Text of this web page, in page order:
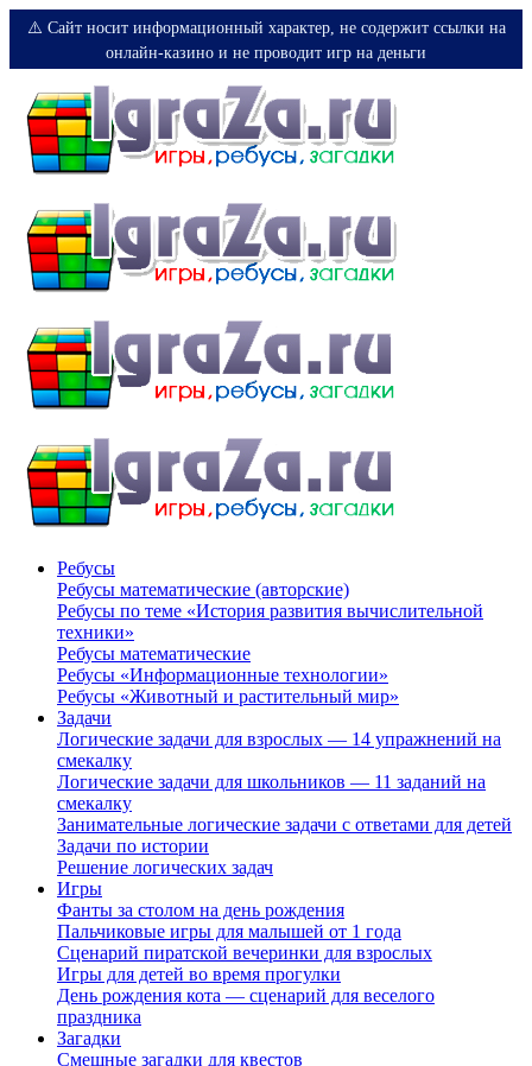
⚠️ Сайт носит информационный характер, не содержит ссылки на
онлайн-казино и не проводит игр на деньги
Ребусы
Ребусы математические (авторские)
Ребусы по теме «История развития вычислительной
техники»
Ребусы математические
Ребусы «Информационные технологии»
Ребусы «Животный и растительный мир»
Задачи
Логические задачи для взрослых — 14 упражнений на
смекалку
Логические задачи для школьников — 11 заданий на
смекалку
Занимательные логические задачи с ответами для детей
Задачи по истории
Решение логических задач
Игры
Фанты за столом на день рождения
Пальчиковые игры для малышей от 1 года
Сценарий пиратской вечеринки для взрослых
Игры для детей во время прогулки
День рождения кота — сценарий для веселого
праздника
Загадки
Смешные загадки для квестов